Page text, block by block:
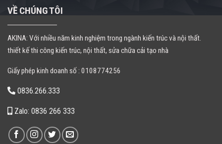
VỀ CHÚNG TÔI
AKINA: Với nhiều năm kinh nghiệm trong ngành kiến trúc và nội thất.
thiết kế thi công kiến trúc, nội thất, sửa chữa cải tạo nhà
Giấy phép kinh doanh số : 0108774256
0836.266.333
Zalo: 0836 266 333